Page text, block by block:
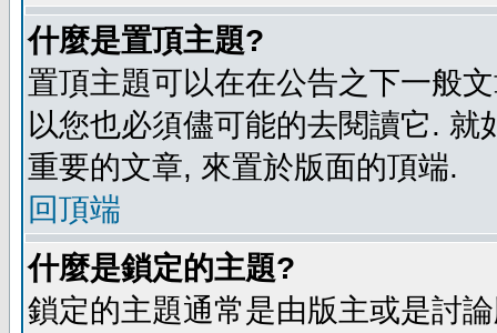
什麼是置頂主題?
置頂主題可以在在公告之下一般
以您也必須儘可能的去閱讀它.
重要的文章, 來置於版面的頂端.
回頂端
什麼是鎖定的主題?
鎖定的主題通常是由版主或是討